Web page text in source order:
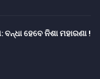
ହେବେ ନିଶା ମହାରଣା !